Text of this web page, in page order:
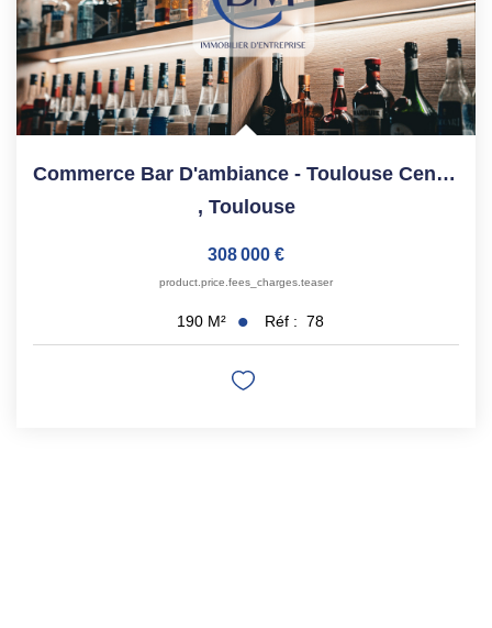
Commerce Bar D'ambiance - Toulouse Centre - 190 M²
, Toulouse
308 000 €
product.price.fees_charges.teaser
190 M² Réf : 78